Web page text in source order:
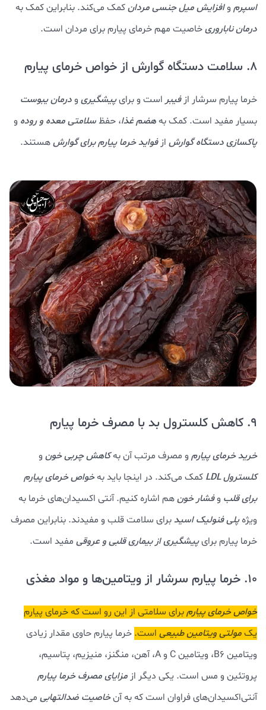
اسپرم وافزایش میل جنسی مردانکمک می‌کند. بنابراین کمک به
درمانناباروریخاصیت مهم خرمای پیارم برای مردان است.
8. سلامت دستگاه گوارش از خواص خرمای پیارم
خرما پیارم سرشار ازفیبر است و برایپیشگیری ودرمان یبوست
بسیار مفید است. کمک بههضم غذا، حفظسلامتی معده و روده و
پاکسازی دستگاه گوارش ازفواید خرما پیارم برای گوارشهستند.
9. کاهش کلسترول بد با مصرف خرما پیارم
خرید خرمای پیارم و مصرف مرتب آن بهکاهش چربی خون و
کلسترول LDL
کمک می‌کند. در اینجا باید بهخواص خرمای پیارم
برای قلب وفشار خونهم اشاره کنیم. آنتی اکسیدان‌های خرما به
ویژهپلی فنولیک اسیدبرای سلامت قلب و مفیدند. بنابراین مصرف
خرما پیارم برایپیشگیری از بیماری قلبی و عروقی مفید است.
10. خرما پیارم سرشار از ویتامین‌ها و مواد مغذی
خواص خرمای پیارمبرای سلامتی از این رو است که خرمای پیارم
یکمولتی ویتامین طبیعی است. خرما پیارم حاوی مقدار زیادی
ویتامین B6، ویتامین C و A، آهن، منگنز، منیزیم، پتاسیم،
پروتئین و مس است. یکی دیگر از مزایای مصرف خرما پیارم
آنتی‌اکسیدان‌های فراوان است که به آنخاصیت ضدالتهابی می‌دهد